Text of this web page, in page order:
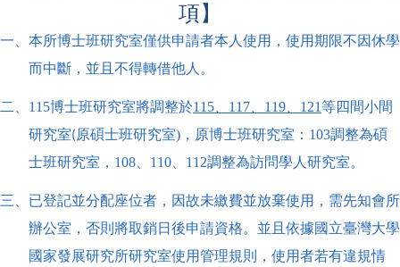
本
簡
本
成
博
士
班
項】
一、本所博士班研究室僅供申請者本人使用，使用期限不因休學
而中斷，並且不得轉借他人。
二、115博士班研究室將調整於1 15 、117、119、121等四間小間
研究室(原碩士班研究室)，原博士班研究室：103調整為碩
士班研究室，108、110、112調整為訪問學人研究室。
三、已登記並分配座位者，因故未繳費並放棄使用，需先知會所
辦公室，否則將取銷日後申請資格。並且依據國立臺灣大學
國家發展研究所研究室使用管理規則，使用者若有違規情